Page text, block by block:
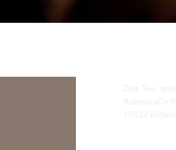
Das Tee-
Bahnstraße
19322